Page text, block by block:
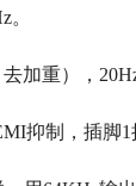
加重），
抑制，插脚